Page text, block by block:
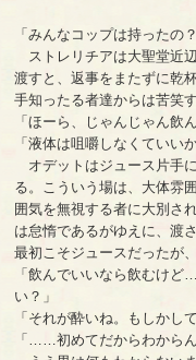
「みんなコップは持ったの
ストレリチアは大聖堂近
渡すと、返事をまたずに乾
手知ったる者達からは苦笑
「ほーら、じゃんじゃん飲
「液体は咀嚼しなくていい
オデットはジュース片手
る。こういう場は、大体雰
囲気を無視する者に大別さ
は怠惰であるがゆえに、渡
最初こそジュースだったが
「飲んでいいなら飲むけ
い？」
「それが酔いね。もしかし
「……初めてだからわから